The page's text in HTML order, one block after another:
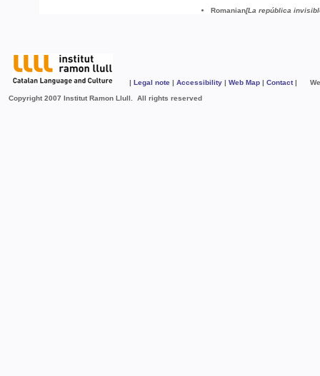
Romanian[La república
| Legal note | Accessibility | Web Map | Contact| Web
Copyright 2007 Institut Ramon Llull. All rights reserved